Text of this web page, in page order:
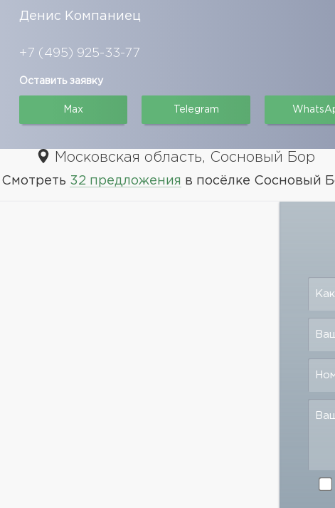
Денис Компаниец
+7 (495) 925-33-77
Оставить заявку
Max Telegram
Московская область, Сосновый Бор
Смотреть 32 предложения в посёлке Сосновый